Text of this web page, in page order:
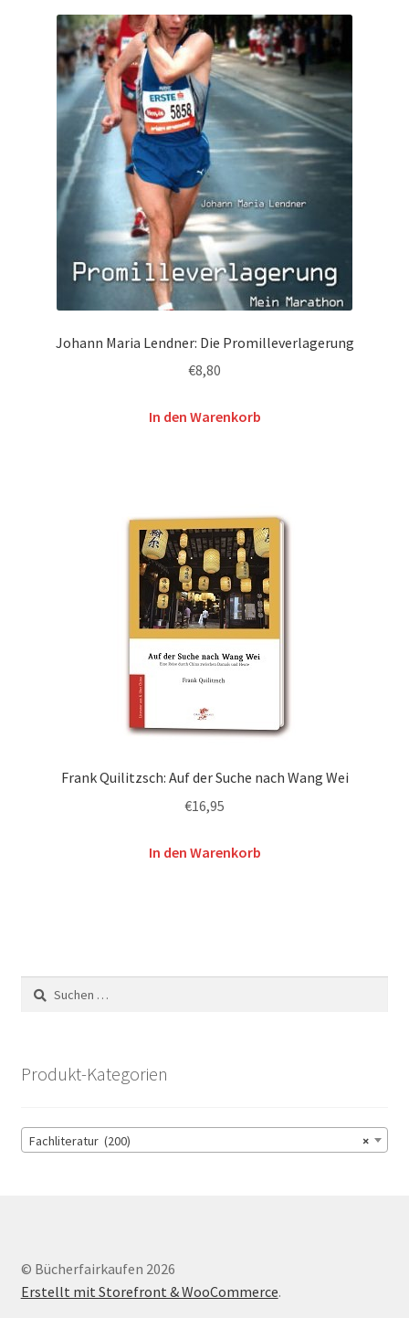
Johann Maria Lendner: Die Promilleverlagerung
€8,80
In den Warenkorb
Frank Quilitzsch: Auf der Suche nach Wang Wei
€16,95
In den Warenkorb
Suchen
nach:
Produkt-Kategorien
×
Fachliteratur (200)
© Bücherfairkaufen 2026
Erstellt mit Storefront & WooCommerce.